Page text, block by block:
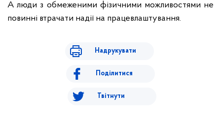
А люди з обмеженими фізичними можливостями не
повинні втрачати надії на працевлаштування.
Надрукувати
Поділитися
Твітнути